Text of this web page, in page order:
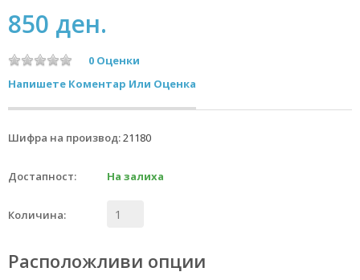
850 ден.
0 Оценки
Напишете Коментар Или Оценка
Шифра на производ:21180
Достапност: На залиха
Количина:
Расположливи опции